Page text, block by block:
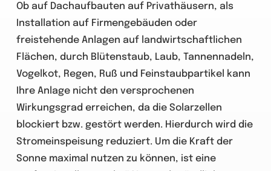
Ob auf Dachaufbauten auf Privathäusern, als
Installation auf Firmengebäuden oder
freistehende Anlagen auf landwirtschaftlichen
Flächen, durch Blütenstaub, Laub, Tannennadeln,
Vogelkot, Regen, Ruß und Feinstaubpartikel kann
Ihre Anlage nicht den versprochenen
Wirkungsgrad erreichen, da die Solarzellen
blockiert bzw. gestört werden. Hierdurch wird die
Stromeinspeisung reduziert. Um die Kraft der
Sonne maximal nutzen zu können, ist eine